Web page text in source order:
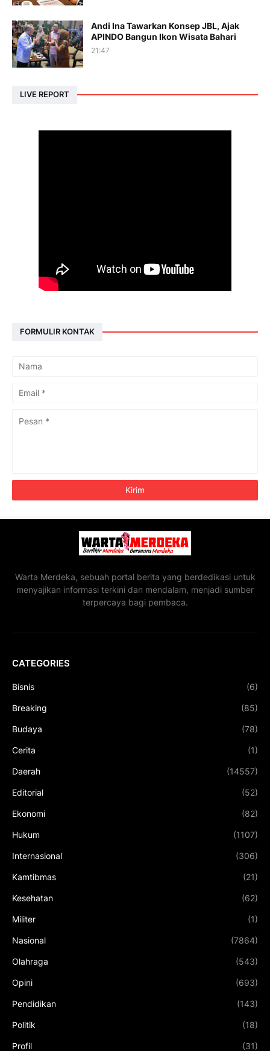
Andi Ina Tawarkan Konsep JBL, Ajak
APINDO Bangun Ikon Wisata Bahari
21:47
LIVE REPORT
FORMULIR KONTAK
Warta Merdeka, sebuah portal berita yang berdedikasi untuk
menyajikan informasi terkini dan mendalam, menjadi sumber
terpercaya bagi pembaca.
CATEGORIES
Bisnis (6)
Breaking (85)
Budaya (78)
Cerita (1)
Daerah (14557)
Editorial (52)
Ekonomi (82)
Hukum (1107)
Internasional (306)
Kamtibmas (21)
Kesehatan (62)
Militer (1)
Nasional (7864)
Olahraga (543)
Opini (693)
Pendidikan (143)
Politik (18)
Profil (31)